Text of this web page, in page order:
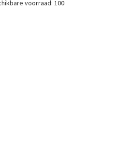
voorraad: 100